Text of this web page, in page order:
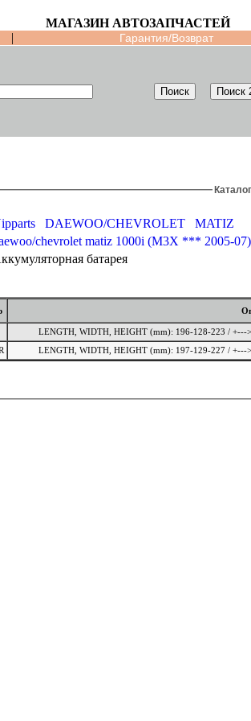
МАГАЗИН АВТОЗАПЧАСТЕЙ
| Гарантия/Возврат
DAEWOO/CHEVROLET
MATIZ
daewoo/chevrolet matiz 1000i (M3X *** 2005-07)
батарея
LENGTH, WIDTH,